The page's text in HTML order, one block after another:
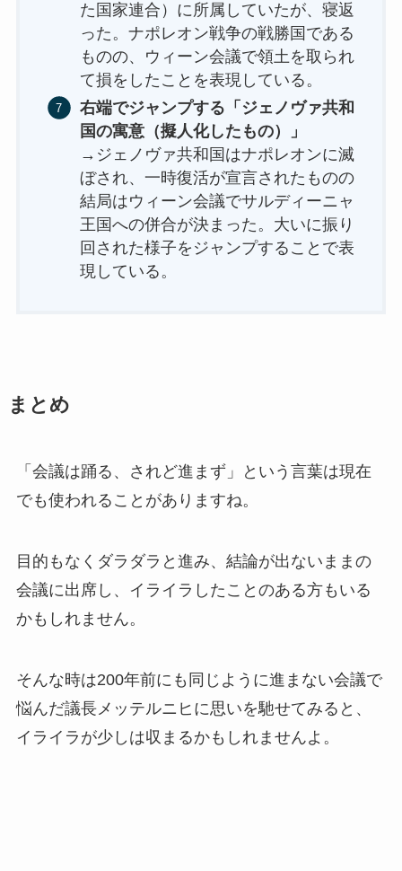
た国家連合）に所属していたが、寝返
った。ナポレオン戦争の戦勝国である
ものの、ウィーン会議で領土を取られ
て損をしたことを表現している。
右端でジャンプする「ジェノヴァ共和
国の寓意（擬人化したもの）」
→ジェノヴァ共和国はナポレオンに滅
ぼされ、一時復活が宣言されたものの
結局はウィーン会議でサルディーニャ
王国への併合が決まった。大いに振り
回された様子をジャンプすることで表
現している。
まとめ
「会議は踊る、されど進まず」という言葉は現在
でも使われることがありますね。
目的もなくダラダラと進み、結論が出ないままの
会議に出席し、イライラしたことのある方もいる
かもしれません。
そんな時は200年前にも同じように進まない会議で
悩んだ議長メッテルニヒに思いを馳せてみると、
イライラが少しは収まるかもしれませんよ。